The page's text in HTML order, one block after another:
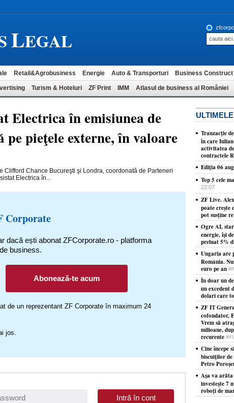
LEGAL
Retail&Agrobusiness Energie Auto & Transporturi Business Construct
Turism & Hoteluri ZF Print IMM Atlasul de business al României
Electrica în emisiunea de
pieţele externe, în valoare
Chance Bucureşti şi Londra, coordonată de Parteneri
Electrica în...
Corporate
dacă ești abonat ZFCorporate.ro - platforma
business.
Abonează-te acum
de un reprezentant ZF Corporate în maximum 24
jos.
Tranzacţie
în care Iulian
activitatea
contractele
Ediţia 06
Top 5 cele
22:07
ZF Live.
poate creşte
pot susţine
Ogre AI,
energie, îşi
preluat 5%
Ungaria are
România.
euro pe an
În doar un
un excedent
dolari care
ZF IT
cofondator,
Vrem să
milioane,
recurente
Cine începe
biscuiţilor
Petro
Aşa va
investeşte 7
roboţi de